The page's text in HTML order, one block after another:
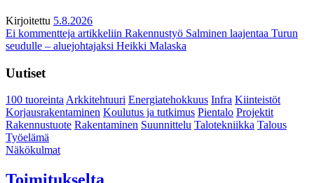
Kirjoitettu 5.8.2026
Ei kommentteja artikkeliin Rakennustyö Salminen laajentaa Turun
seudulle – aluejohtajaksi Heikki Malaska
Uutiset
100 tuoreintaArkkitehtuuri Energiatehokkuus Infra Kiinteistöt
Korjausrakentaminen Koulutus ja tutkimus Pientalo Projektit
Rakennustuote Rakentaminen Suunnittelu Talotekniikka Talous
Työelämä
Näkökulmat